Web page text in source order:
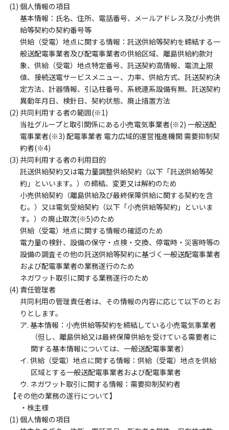
(1) 個人情報の項目
基本情報：氏名、住所、電話番号、メールアドレス及び小売供
給等契約の契約番号等
供給（受電）地点に関する情報：託送供給等契約を締結する一
般送配電事業者及び配電事業者の供給区域、離島供給約款対
象、供給（受電）地点特定番号、託送契約高情報、電流上限
値、接続送電サービスメニュー、力率、供給方式、託送契約決
定方法、計器情報、引込柱番号、系統連系設備有無、託送契約
異動年月日、検針日、契約状態、廃止措置方法
(2) 共同利用する者の範囲(※1)
当社グループと取引関係にある小売電気事業者(※2) 一般送配
電事業者(※3) 配電事業者 電力広域的運営推進機関 需要抑制契
約者(※4)
(3) 共同利用する者の利用目的
託送供給契約又は電力量調整供給契約（以下「託送供給等契
約」といいます。）の締結、変更又は解約のため
小売供給契約（離島供給及び最終保障供給に関する契約を含
む。）又は電気受給契約（以下「小売供給等契約」といいま
す。）の廃止取次(※5)のため
供給（受電）地点に関する情報の確認のため
電力量の検針、設備の保守・点検・交換、停電時・災害時等の
設備の調査その他の託送供給等契約に基づく一般送配電事業者
および配電事業者の業務遂行のため
ネガワット取引に関する業務遂行のため
(4) 責任管理者
共同利用の管理責任者は、その情報の内容に応じて以下のとお
りとします。
ア. 基本情報：小売供給等契約を締結している小売電気事業者
（但し、離島供給又は最終保障供給を受けている需要者に
関する基本情報については、一般送配電事業者）
イ. 供給（受電）地点に関する情報：供給（受電）地点を供給
区域とする一般送配電事業者および配電事業者
ウ. ネガワット取引に関する情報：需要抑制契約者
【その他の業務の遂行について】
・株主様
(1) 個人情報の項目